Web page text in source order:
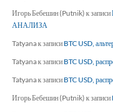
Игорь Бебешин (Putnik) к записи
АНАЛИЗА
Tatyanaк записи BTC USD,
Tatyanaк записи BTC USD,
Tatyanaк записи BTC USD,
Игорь Бебешин (Putnik) к записи